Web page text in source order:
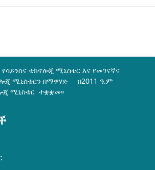
ቴክኖሎጂ ሚኒስቴር እና የመገናኛና
ሚኒስቴርን በማዋሃድ በ2011 ዓ.ም
ሚኒስቴር ተቋቋመ፡፡